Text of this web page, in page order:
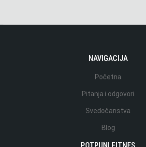
NAVIGACIJA
Početna
Pitanja i odgovori
Svedočanstva
Blog